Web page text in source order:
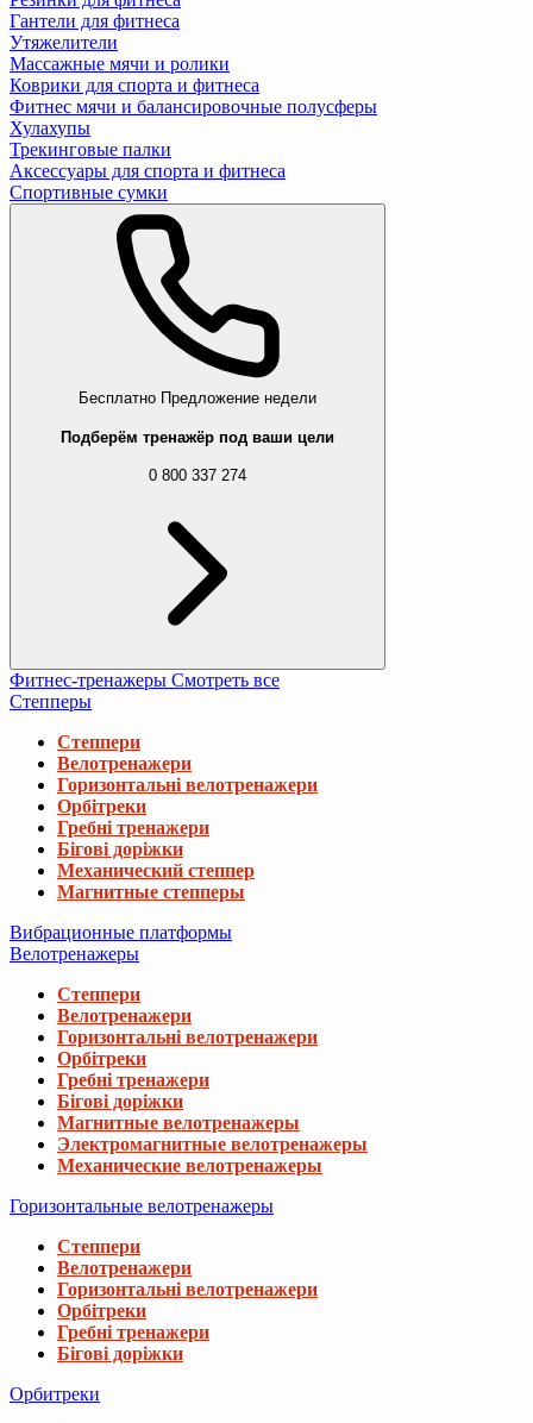
Гантели для фитнеса
Утяжелители
Массажные мячи и ролики
Коврики для спорта и фитнеса
Фитнес мячи и балансировочные полусферы
Хулахупы
Трекинговые палки
Аксессуары для спорта и фитнеса
Спортивные сумки
Бесплатно Предложение недели
Подберём тренажёр под ваши цели
0 800 337 274
Фитнес-тренажеры Смотреть все
Степперы
Степпери
Велотренажери
Горизонтальні велотренажери
Орбітреки
Гребні тренажери
Бігові доріжки
Механический степпер
Магнитные степперы
Вибрационные платформы
Велотренажеры
Степпери
Велотренажери
Горизонтальні велотренажери
Орбітреки
Гребні тренажери
Бігові доріжки
Магнитные велотренажеры
Электромагнитные велотренажеры
Механические велотренажеры
Горизонтальные велотренажеры
Степпери
Велотренажери
Горизонтальні велотренажери
Орбітреки
Гребні тренажери
Бігові доріжки
Орбитреки